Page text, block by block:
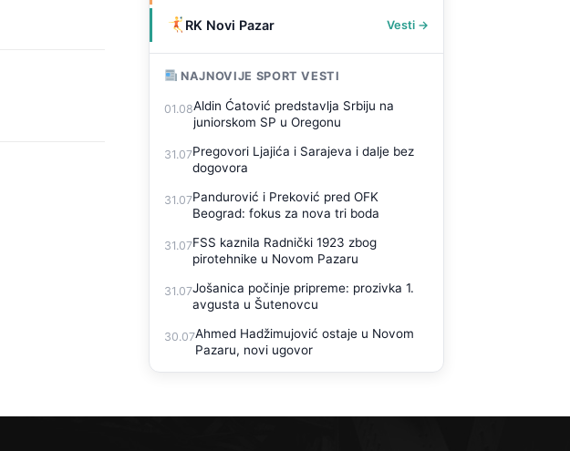
RK Novi Pazar Vesti →
NAJNOVIJE SPORT VESTI
01.08Aldin Ćatović predstavlja Srbiju na
juniorskom SP u Oregonu
31.07Pregovori Ljajića i Sarajeva i dalje bez
dogovora
31.07Pandurović i Preković pred OFK
Beograd: fokus za nova tri boda
31.07FSS kaznila Radnički 1923 zbog
pirotehnike u Novom Pazaru
31.07Jošanica počinje pripreme: prozivka 1.
avgusta u Šutenovcu
30.07Ahmed Hadžimujović ostaje u Novom
Pazaru, novi ugovor